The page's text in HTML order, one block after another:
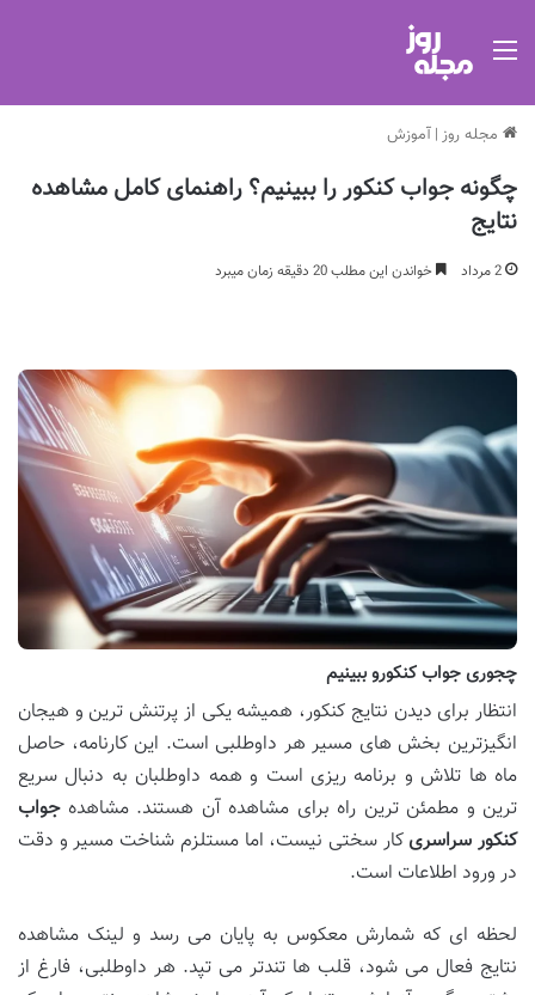
مجله روز | آموزش
چگونه جواب کنکور را ببینیم؟ راهنمای کامل مشاهده
نتایج
2 مرداد خواندن این مطلب 20 دقیقه زمان میبرد
چجوری جواب کنکورو ببینیم
انتظار برای دیدن نتایج کنکور، همیشه یکی از پرتنش ترین و هیجان
انگیزترین بخش های مسیر هر داوطلبی است. این کارنامه، حاصل
ماه ها تلاش و برنامه ریزی است و همه داوطلبان به دنبال سریع
ترین و مطمئن ترین راه برای مشاهده آن هستند. مشاهدهجواب
کنکور سراسری کار سختی نیست، اما مستلزم شناخت مسیر و دقت
در ورود اطلاعات است.
لحظه ای که شمارش معکوس به پایان می رسد و لینک مشاهده
نتایج فعال می شود، قلب ها تندتر می تپد. هر داوطلبی، فارغ از